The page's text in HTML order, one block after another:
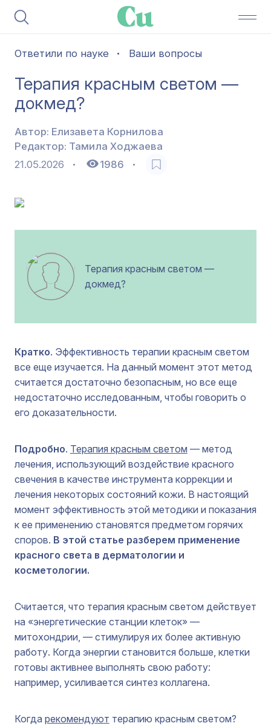
Ответили по науке Ваши вопросы
Терапия красным светом —
докмед?
Автор: Елизавета Корнилова
Редактор: Тамила Ходжаева
21.05.2026
1986
Терапия красным светом —
докмед?
Кратко. Эффективность терапии красным светом
все еще изучается. На данный момент этот метод
считается достаточно безопасным, но все еще
недостаточно исследованным, чтобы говорить о
его доказательности.
Подробно. Терапия красным светом — метод
лечения, использующий воздействие красного
свечения в качестве инструмента коррекции и
лечения некоторых состояний кожи. В настоящий
момент эффективность этой методики и показания
к ее применению становятся предметом горячих
споров. В этой статье разберем применение
красного света в дерматологии и
косметологии.
Считается, что терапия красным светом действует
на «энергетические станции клеток» —
митохондрии, — стимулируя их более активную
работу. Когда энергии становится больше, клетки
готовы активнее выполнять свою работу:
например, усиливается синтез коллагена.
Когда рекомендуют терапию красным светом?